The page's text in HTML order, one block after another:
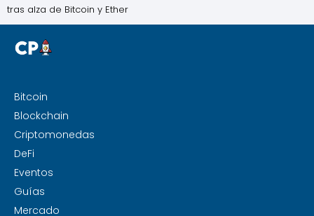
tras alza de Bitcoin y Ether
Bitcoin
Blockchain
Criptomonedas
DeFi
Eventos
Guías
Mercado